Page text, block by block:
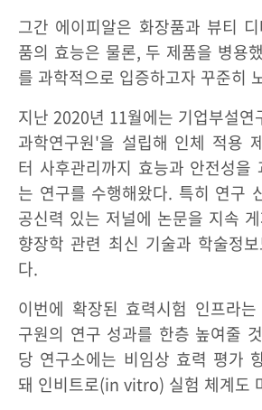
그간 에이피알은 화장품과 뷰티
품의 효능은 물론, 두 제품을 병용
를 과학적으로 입증하고자 꾸준히
지난 2020년 11월에는 기업부설연
과학연구원'을 설립해 인체 적용
터 사후관리까지 효능과 안전성을
는 연구를 수행해왔다. 특히 연구
공신력 있는 저널에 논문을 지속
향장학 관련 최신 기술과 학술정
다.
이번에 확장된 효력시험 인프라는
구원의 연구 성과를 한층 높여줄
당 연구소에는 비임상 효력 평가
돼 인비트로(in vitro) 실험 체계도